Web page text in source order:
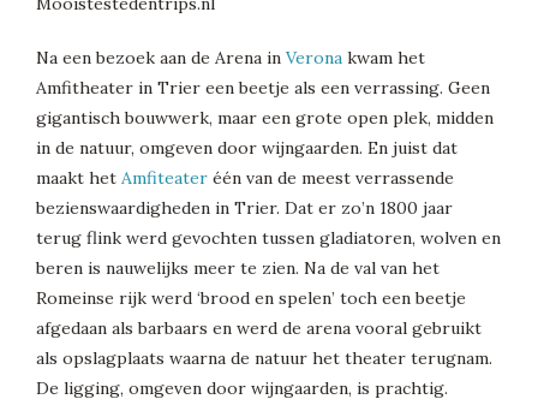
Na een bezoek aan de Arena in Verona kwam het
Amfitheater in Trier een beetje als een verrassing. Geen
gigantisch bouwwerk, maar een grote open plek, midden
in de natuur, omgeven door wijngaarden. En juist dat
maakt het Amfiteater één van de meest verrassende
bezienswaardigheden in Trier. Dat er zo’n 1800 jaar
terug flink werd gevochten tussen gladiatoren, wolven en
beren is nauwelijks meer te zien. Na de val van het
Romeinse rijk werd ‘brood en spelen’ toch een beetje
afgedaan als barbaars en werd de arena vooral gebruikt
als opslagplaats waarna de natuur het theater terugnam.
De ligging, omgeven door wijngaarden, is prachtig.